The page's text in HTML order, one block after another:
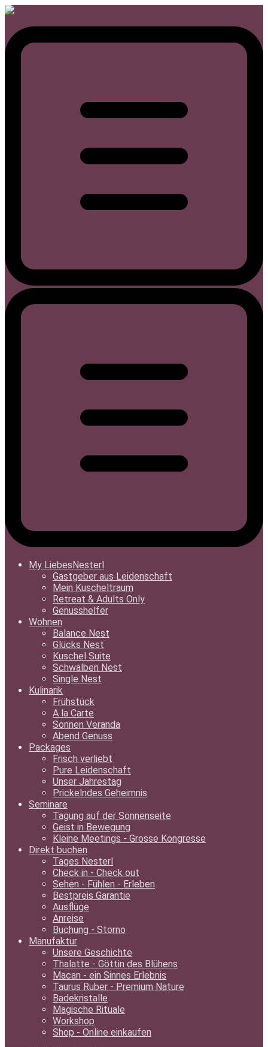
My LiebesNesterl
Gastgeber aus Leidenschaft
Mein Kuscheltraum
Retreat & Adults Only
Genusshelfer
Wohnen
Balance Nest
Glücks Nest
Kuschel Suite
Schwalben Nest
Single Nest
Kulinarik
Frühstück
A la Carte
Sonnen Veranda
Abend Genuss
Packages
Frisch verliebt
Pure Leidenschaft
Unser Jahrestag
Prickelndes Geheimnis
Seminare
Tagung auf der Sonnenseite
Geist in Bewegung
Kleine Meetings - Grosse Kongresse
Direkt buchen
Tages Nesterl
Check in - Check out
Sehen - Fühlen - Erleben
Bestpreis Garantie
Ausflüge
Anreise
Buchung - Storno
Manufaktur
Unsere Geschichte
Thalatte - Göttin des Blühens
Macan - ein Sinnes Erlebnis
Taurus Ruber - Premium Nature
Badekristalle
Magische Rituale
Workshop
Shop - Online einkaufen